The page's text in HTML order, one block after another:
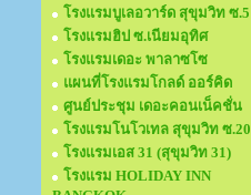
โรงแรมบูเลอวาร์ด สุขุมวิท ซ.5
โรงแรมฮิป ซ.เนียมอุทิศ
โรงแรมเดอะ พาลาซโซ
แผนที่โรงแรมโกลด์ ออร์คิด
ศูนย์ประชุม เดอะคอนเน็คชั่น
โรงแรมโนโวเทล สุขุมวิท ซ.20
โรงแรมเอส 31 (สุขุมวิท 31)
โรงแรม HOLIDAY INN